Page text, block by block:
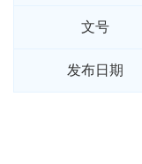
文号
发布日期